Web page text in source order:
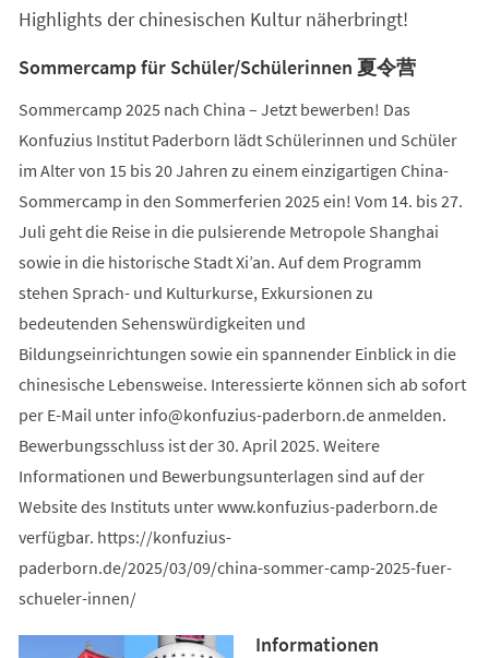
Highlights der chinesischen Kultur näherbringt!
Sommercamp für Schüler/Schülerinnen 夏令营
Sommercamp 2025 nach China – Jetzt bewerben! Das
Konfuzius Institut Paderborn lädt Schülerinnen und Schüler
im Alter von 15 bis 20 Jahren zu einem einzigartigen China-
Sommercamp in den Sommerferien 2025 ein! Vom 14. bis 27.
Juli geht die Reise in die pulsierende Metropole Shanghai
sowie in die historische Stadt Xi’an. Auf dem Programm
stehen Sprach- und Kulturkurse, Exkursionen zu
bedeutenden Sehenswürdigkeiten und
Bildungseinrichtungen sowie ein spannender Einblick in die
chinesische Lebensweise. Interessierte können sich ab sofort
per E-Mail unter info konfuzius-paderborn deanmelden.
Bewerbungsschluss ist der 30. April 2025. Weitere
Informationen und Bewerbungsunterlagen sind auf der
Website des Instituts unter www.konfuzius-paderborn.de
verfügbar. https://konfuzius-
paderborn.de/2025/03/09/china-sommer-camp-2025-fuer-
schueler-innen/
Informationen